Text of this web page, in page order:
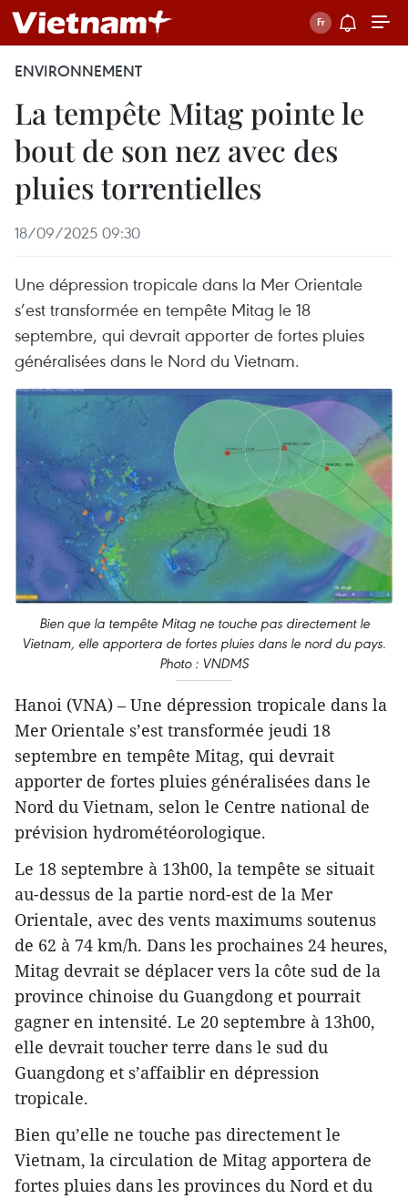
ENVIRONNEMENT
La tempête Mitag pointe le
bout de son nez avec des
pluies torrentielles
18/09/2025 09:30
Une dépression tropicale dans la Mer Orientale
s’est transformée en tempête Mitag le 18
septembre, qui devrait apporter de fortes pluies
généralisées dans le Nord du Vietnam.
Bien que la tempête Mitag ne touche pas directement le
Vietnam, elle apportera de fortes pluies dans le nord du pays.
Photo : VNDMS
Hanoi (VNA) – Une dépression tropicale dans la
Mer Orientale s’est transformée jeudi 18
septembre en tempête Mitag, qui devrait
apporter de fortes pluies généralisées dans le
Nord du Vietnam, selon le Centre national de
prévision hydrométéorologique.
Le 18 septembre à 13h00, la tempête se situait
au-dessus de la partie nord-est de la Mer
Orientale, avec des vents maximums soutenus
de 62 à 74 km/h. Dans les prochaines 24 heures,
Mitag devrait se déplacer vers la côte sud de la
province chinoise du Guangdong et pourrait
gagner en intensité. Le 20 septembre à 13h00,
elle devrait toucher terre dans le sud du
Guangdong et s’affaiblir en dépression
tropicale.
Bien qu’elle ne touche pas directement le
Vietnam, la circulation de Mitag apportera de
fortes pluies dans les provinces du Nord et du